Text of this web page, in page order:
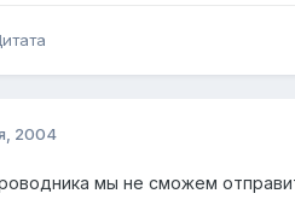
2004
мы не сможем